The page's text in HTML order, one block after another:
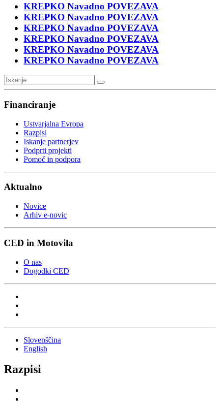
KREPKO Navadno POVEZAVA
KREPKO Navadno POVEZAVA
KREPKO Navadno POVEZAVA
KREPKO Navadno POVEZAVA
KREPKO Navadno POVEZAVA
KREPKO Navadno POVEZAVA
Financiranje
Ustvarjalna Evropa
Razpisi
Iskanje partnerjev
Podprti projekti
Pomoč in podpora
Aktualno
Novice
Arhiv e-novic
CED in Motovila
O nas
Dogodki CED
Slovenščina
English
Razpisi